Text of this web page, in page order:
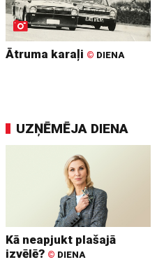
Ātruma karaļi © DIENA
UZŅĒMĒJA DIENA
Kā neapjukt plašajā
izvēlē? © DIENA